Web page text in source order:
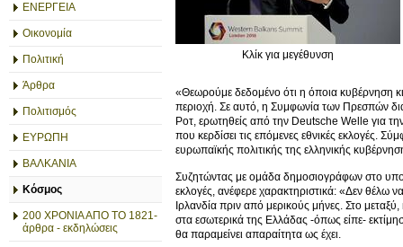
ΕΝΕΡΓΕΙΑ
Οικονομία
Πολιτική
Άρθρα
Πολιτισμός
ΕΥΡΩΠΗ
ΒΑΛΚΑΝΙΑ
Κόσμος
200 ΧΡΟΝΙΑ ΑΠΟ ΤΟ 1821-
άρθρα - εκδηλώσεις
Κλίκ για μεγέθυνση
«Θεωρούμε δεδομένο ότι η όποια κυβέρνηση
περιοχή. Σε αυτό, η Συμφωνία των Πρεσπών
Ροτ, ερωτηθείς από την Deutsche Welle για
που κερδίσει τις επόμενες εθνικές εκλογές.
ευρωπαϊκής πολιτικής της ελληνικής
Συζητώντας με ομάδα δημοσιογράφων στο
εκλογές, ανέφερε χαρακτηριστικά: «Δεν θέλω
Ιρλανδία πριν από μερικούς μήνες. Στο
στα εσωτερικά της Ελλάδας -όπως είπε-
θα παραμείνει απαραίτητα ως έχει.